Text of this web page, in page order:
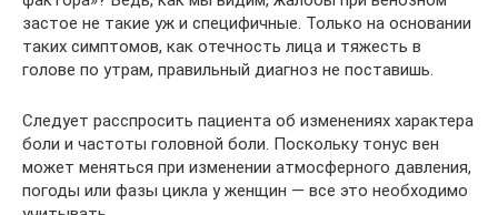
застое не такие уж и специфичные. Только на основании
таких симптомов, как отечность лица и тяжесть в
голове по утрам, правильный диагноз не поставишь.
Следует расспросить пациента об изменениях характера
боли и частоты головной боли. Поскольку тонус вен
может меняться при изменении атмосферного давления,
погоды или фазы цикла у женщин — все это необходимо